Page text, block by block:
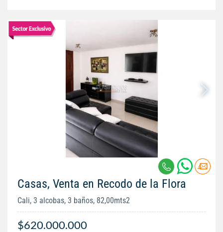
Casas, Venta en Recodo de la Flora
Cali, 3 alcobas, 3 baños, 82,00mts2
$620.000.000